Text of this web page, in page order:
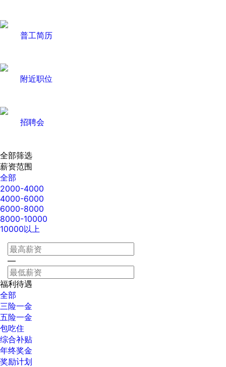
普工简历
附近职位
招聘会
全部筛选
薪资范围
全部
2000-4000
4000-6000
6000-8000
8000-10000
10000以上
—
福利待遇
全部
三险一金
五险一金
包吃住
综合补贴
年终奖金
奖励计划